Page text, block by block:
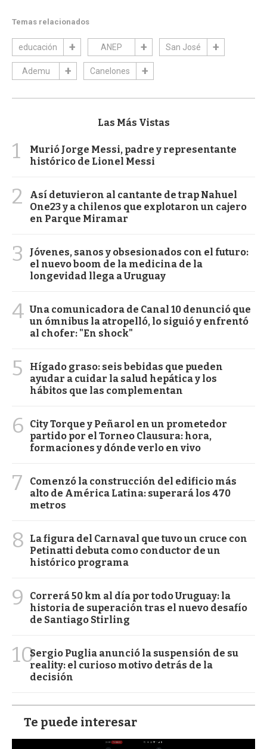
Temas relacionados
educación ANEP San José
Ademu Canelones
Las Más Vistas
1
Murió Jorge Messi, padre y representante
histórico de Lionel Messi
2
Así detuvieron al cantante de trap Nahuel
One23 y a chilenos que explotaron un cajero
en Parque Miramar
3
Jóvenes, sanos y obsesionados con el futuro:
el nuevo boom de la medicina de la
longevidad llega a Uruguay
4 Una comunicadora de Canal 10 denunció que
un ómnibus la atropelló, lo siguió y enfrentó
al chofer: "En shock"
5
Hígado graso: seis bebidas que pueden
ayudar a cuidar la salud hepática y los
hábitos que las complementan
6
City Torque y Peñarol en un prometedor
partido por el Torneo Clausura: hora,
formaciones y dónde verlo en vivo
7
Comenzó la construcción del edificio más
alto de América Latina: superará los 470
metros
8
La figura del Carnaval que tuvo un cruce con
Petinatti debuta como conductor de un
histórico programa
9
Correrá 50 km al día por todo Uruguay: la
historia de superación tras el nuevo desafío
de Santiago Stirling
10Sergio Puglia anunció la suspensión de su
reality: el curioso motivo detrás de la
decisión
Te puede interesar